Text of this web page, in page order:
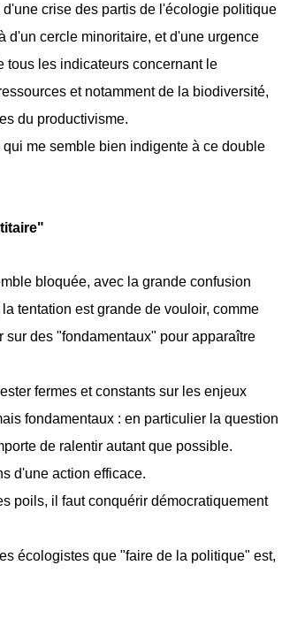
crise des partis de l'écologie politique
d'un cercle minoritaire, et d'une urgence
tous les indicateurs concernant le
et notamment de la biodiversité,
du productivisme.
me semble bien indigente à ce double
bloquée, avec la grande confusion
tentation est grande de vouloir, comme
des "fondamentaux" pour apparaître
fermes et constants sur les enjeux
fondamentaux : en particulier la question
de ralentir autant que possible.
d'une action efficace.
poils, il faut conquérir démocratiquement
écologistes que "faire de la politique" est,